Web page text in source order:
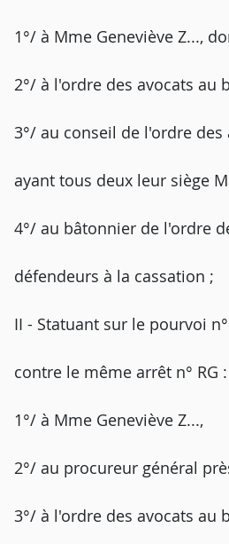
1°/ à Mme Geneviève Z...,
2°/ à l'ordre des avocats au
3°/ au conseil de l'ordre
ayant tous deux leur siège
4°/ au bâtonnier de l'ordre
défendeurs à la cassation ;
II - Statuant sur le pourvoi
contre le même arrêt n° RG
1°/ à Mme Geneviève Z...,
2°/ au procureur général
3°/ à l'ordre des avocats au